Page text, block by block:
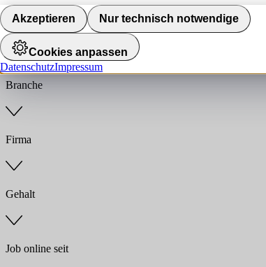
Jobs finden
Anstellungsart
Branche
Firma
Gehalt
Job online seit
Akzeptieren Nur technisch notwendige
Cookies anpassen
DatenschutzImpressum